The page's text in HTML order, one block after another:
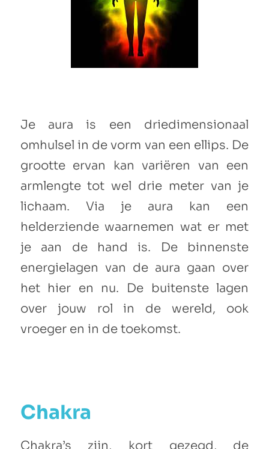
Je aura is een driedimensionaal
omhulsel in de vorm van een ellips. De
grootte ervan kan variëren van een
armlengte tot wel drie meter van je
lichaam. Via je aura kan een
helderziende waarnemen wat er met
je aan de hand is. De binnenste
energielagen van de aura gaan over
het hier en nu. De buitenste lagen
over jouw rol in de wereld, ook
vroeger en in de toekomst.
Chakra
Chakra’s zijn, kort gezegd, de